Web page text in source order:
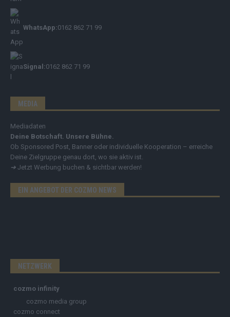
WhatsApp:0162 862 71 99
Signal:0162 862 71 99
MEDIA
Mediadaten
Deine Botschaft. Unsere Bühne.
Ob Sponsored Post, Banner oder individuelle Kooperation – erreiche
Deine Zielgruppe genau dort, wo sie aktiv ist.
➔ Jetzt Werbung buchen & sichtbar werden!
EIN ANGEBOT DER COZMO NEWS
NETZWERK
cozmo infinity
cozmo media group
cozmo connect